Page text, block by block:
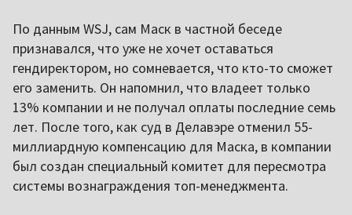
По данным WSJ, сам Маск в частной беседе
признавался, что уже не хочет оставаться
гендиректором, но сомневается, что кто-то сможет
его заменить. Он напомнил, что владеет только
13% компании и не получал оплаты последние семь
лет. После того, как суд в Делавэре отменил 55-
миллиардную компенсацию для Маска, в компании
был создан специальный комитет для пересмотра
системы вознаграждения топ-менеджмента.